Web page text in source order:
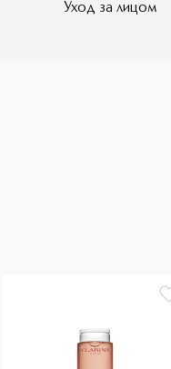
г.Москва,
seine, France.
Уход за лицом